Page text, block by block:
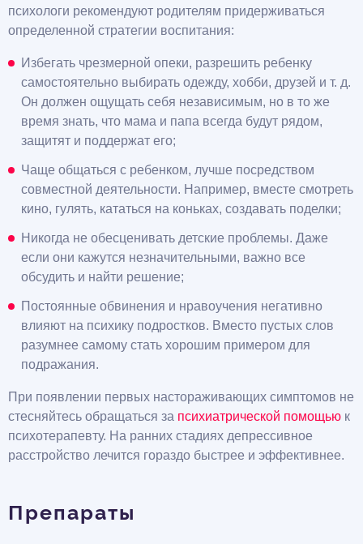
психологи рекомендуют родителям придерживаться
определенной стратегии воспитания:
Избегать чрезмерной опеки, разрешить ребенку
самостоятельно выбирать одежду, хобби, друзей и т. д.
Он должен ощущать себя независимым, но в то же
время знать, что мама и папа всегда будут рядом,
защитят и поддержат его;
Чаще общаться с ребенком, лучше посредством
совместной деятельности. Например, вместе смотреть
кино, гулять, кататься на коньках, создавать поделки;
Никогда не обесценивать детские проблемы. Даже
если они кажутся незначительными, важно все
обсудить и найти решение;
Постоянные обвинения и нравоучения негативно
влияют на психику подростков. Вместо пустых слов
разумнее самому стать хорошим примером для
подражания.
При появлении первых настораживающих симптомов не
стесняйтесь обращаться за психиатрической помощью к
психотерапевту. На ранних стадиях депрессивное
расстройство лечится гораздо быстрее и эффективнее.
Препараты